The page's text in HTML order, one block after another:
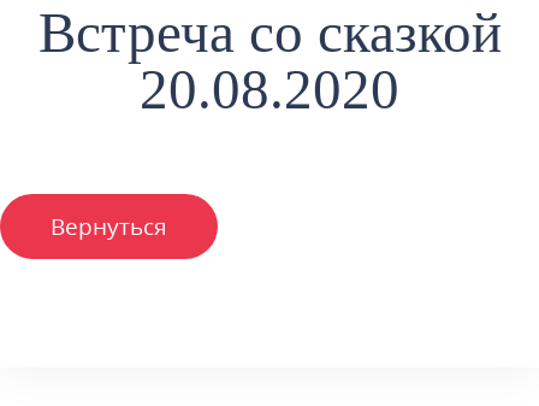
Встреча со сказкой
20.08.2020
Вернуться